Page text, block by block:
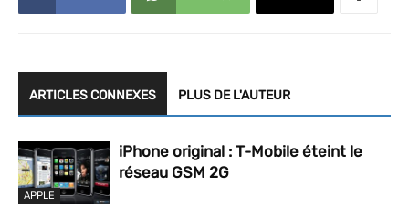
ARTICLES CONNEXES PLUS DE L'AUTEUR
APPLE
iPhone original : T-Mobile éteint le
réseau GSM 2G